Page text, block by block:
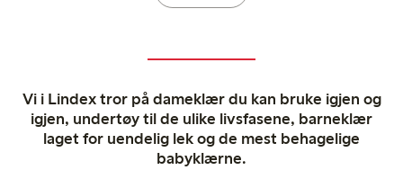
Vi i Lindex tror på dameklær du kan bruke igjen og
igjen, undertøy til de ulike livsfasene, barneklær
laget for uendelig lek og de mest behagelige
babyklærne.